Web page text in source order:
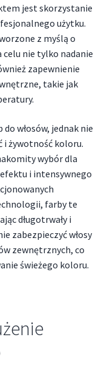
jest skorzystanie
użytku.
z myślą o
nie tylko nadanie
zapewnienie
takie jak
włosów, jednak nie
i żywotność koloru.
wybór dla
i intensywnego
farby te
długotrwały i
zabezpieczyć włosy
zewnętrznych, co
świeżego koloru.